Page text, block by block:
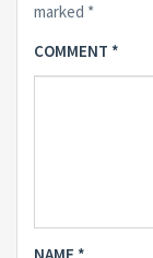
marked *
COMMENT *